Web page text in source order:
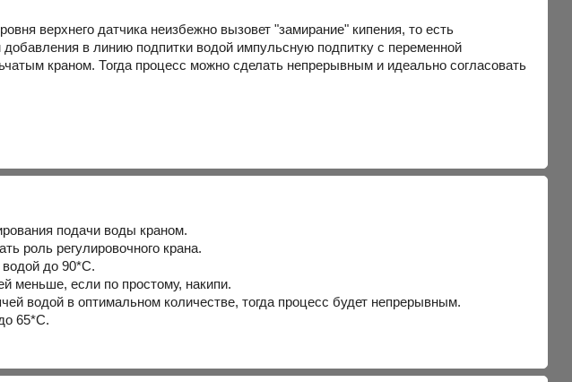
верхнего датчика неизбежно вызовет "замирание" кипения, то есть
в линию подпитки водой импульсную подпитку с переменной
краном. Тогда процесс можно сделать непрерывным и идеально согласовать
подачи воды краном.
роль регулировочного крана.
до 90*С.
меньше, если по простому, накипи.
водой в оптимальном количестве, тогда процесс будет непрерывным.
65*С.